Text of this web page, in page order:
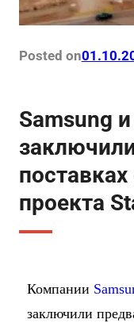
Posted on
Samsung
проекта
Компании
заключили